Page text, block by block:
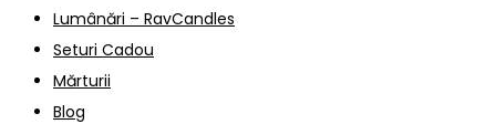
Lumânări – RavCandles
Seturi Cadou
Mărturii
Blog